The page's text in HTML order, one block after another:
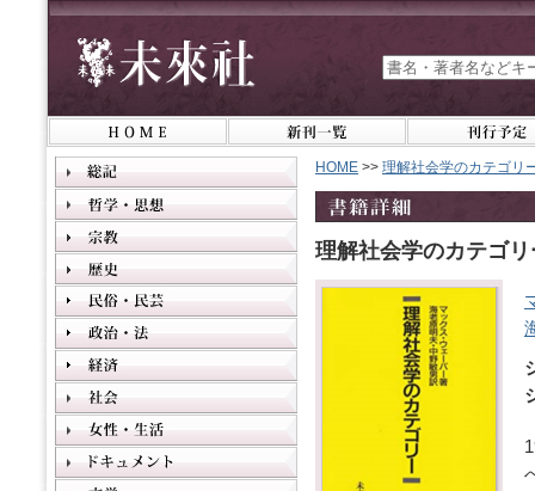
HOME >> 理解社会学のカテゴリ
理解社会学のカテゴリ